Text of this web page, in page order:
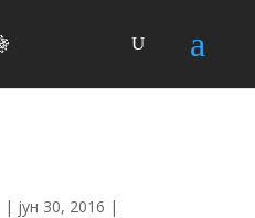
| јун 30, 2016 |